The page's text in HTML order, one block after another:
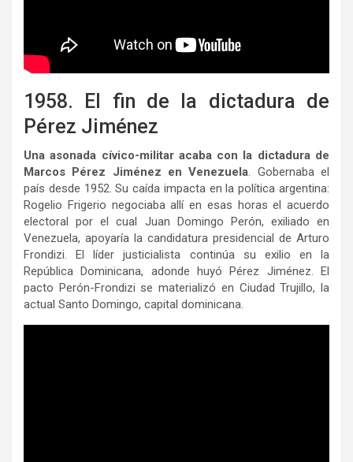
1958. El fin de la dictadura de
Pérez Jiménez
Una asonada cívico-militar acaba con la dictadura de
Marcos Pérez Jiménez en Venezuela. Gobernaba el
país desde 1952. Su caída impacta en la política argentina:
Rogelio Frigerio negociaba allí en esas horas el acuerdo
electoral por el cual Juan Domingo Perón, exiliado en
Venezuela, apoyaría la candidatura presidencial de Arturo
Frondizi. El líder justicialista continúa su exilio en la
República Dominicana, adonde huyó Pérez Jiménez. El
pacto Perón-Frondizi se materializó en Ciudad Trujillo, la
actual Santo Domingo, capital dominicana.